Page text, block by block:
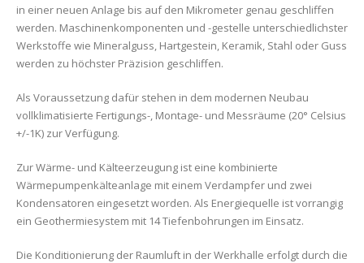
in einer neuen Anlage bis auf den Mikrometer genau geschliffen
werden. Maschinenkomponenten und -gestelle unterschiedlichster
Werkstoffe wie Mineralguss, Hartgestein, Keramik, Stahl oder Guss
werden zu höchster Präzision geschliffen.
Als Voraussetzung dafür stehen in dem modernen Neubau
vollklimatisierte Fertigungs-, Montage- und Messräume (20° Celsius
+/-1K) zur Verfügung.
Zur Wärme- und Kälteerzeugung ist eine kombinierte
Wärmepumpenkälteanlage mit einem Verdampfer und zwei
Kondensatoren eingesetzt worden. Als Energiequelle ist vorrangig
ein Geothermiesystem mit 14 Tiefenbohrungen im Einsatz.
Die Konditionierung der Raumluft in der Werkhalle erfolgt durch die